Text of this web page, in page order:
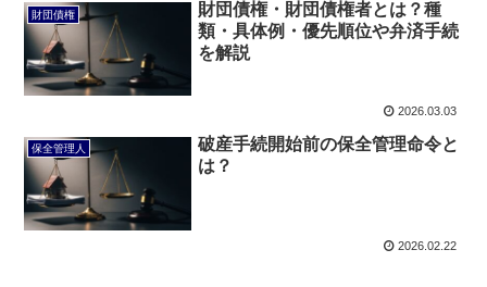
財団債権
財団債権・財団債権者とは？種
類・具体例・優先順位や弁済手続
を解説
2026.03.03
保全管理人
破産手続開始前の保全管理命令と
は？
2026.02.22